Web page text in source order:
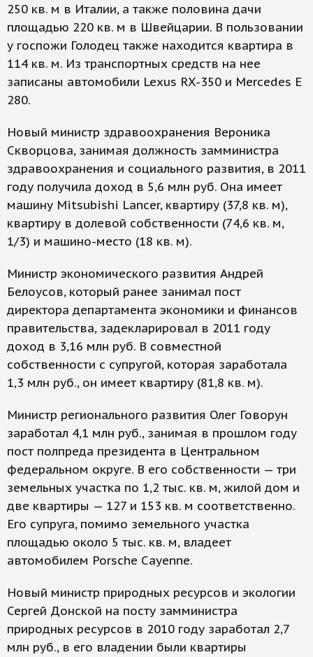
250 кв. м в Италии, а также половина дачи
площадью 220 кв. м в Швейцарии. В пользовании
у госпожи Голодец также находится квартира в
114 кв. м. Из транспортных средств на нее
записаны автомобили Lexus RX-350 и Mercedes E
280.
Новый министр здравоохранения Вероника
Скворцова, занимая должность замминистра
здравоохранения и социального развития, в 2011
году получила доход в 5,6 млн руб. Она имеет
машину Mitsubishi Lancer, квартиру (37,8 кв. м),
квартиру в долевой собственности (74,6 кв. м,
1/3) и машино-место (18 кв. м).
Министр экономического развития Андрей
Белоусов, который ранее занимал пост
директора департамента экономики и финансов
правительства, задекларировал в 2011 году
доход в 3,16 млн руб. В совместной
собственности с супругой, которая заработала
1,3 млн руб., он имеет квартиру (81,8 кв. м).
Министр регионального развития Олег Говорун
заработал 4,1 млн руб., занимая в прошлом году
пост полпреда президента в Центральном
федеральном округе. В его собственности — три
земельных участка по 1,2 тыс. кв. м, жилой дом и
две квартиры — 127 и 153 кв. м соответственно.
Его супруга, помимо земельного участка
площадью около 5 тыс. кв. м, владеет
автомобилем Porsche Cayenne.
Новый министр природных ресурсов и экологии
Сергей Донской на посту замминистра
природных ресурсов в 2010 году заработал 2,7
млн руб., в его владении были квартиры